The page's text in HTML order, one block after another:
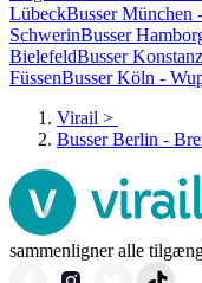
LübeckBusser München
SchwerinBusser
BielefeldBusser
FüssenBusser Köln -
Virail >
Busser Berlin -
sammenligner alle